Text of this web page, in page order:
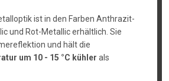
ist in den Farben Anthrazit-
und Rot-Metallic erhältlich. Sie
und hält die
um 10 - 15 °C kühler als